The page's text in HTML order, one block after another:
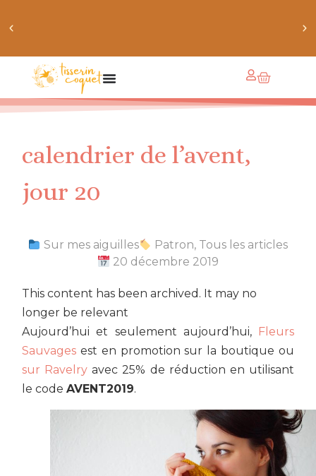
obtiens 20% de réduction sur ton prochain achat de
calendrier de l’avent,
jour 20
Sur mes aiguilles Patron, Tous les articles
20 décembre 2019
This content has been archived. It may no
longer be relevant
Aujourd’hui et seulement aujourd’hui,
Fleurs
Sauvages est en promotion sur la boutique ou
sur Ravelry avec 25% de réduction en utilisant
le codeAVENT2019.